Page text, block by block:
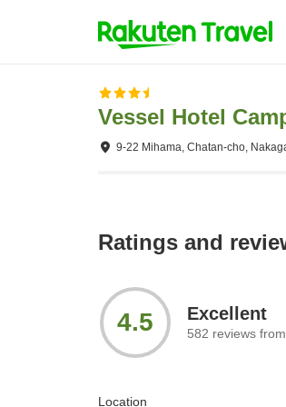
Vessel Hotel
9-22 Mihama, Chatan-cho,
Ratings and
4.5 Excellent
582 reviews
Location